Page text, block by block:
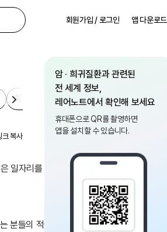
회원가입 / 로그인 앱 다운로드
확진 후 보험·복지 일상
확진 후 일상
크 복사
일자리를 만드는데 앞장서고 있는 (주)
분들의 적극적인 참여와 홍보 부탁드립니다.
암 · 희귀질환과 관련된
전 세계 정보,
레어노트에서 확인해 보세요
휴대폰으로 QR를 촬영하면
앱을 설치할 수 있습니다.